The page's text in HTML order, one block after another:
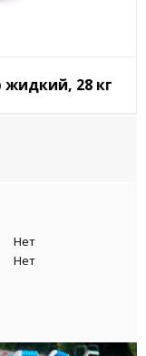
жидкий, 28 кг
Нет
Нет